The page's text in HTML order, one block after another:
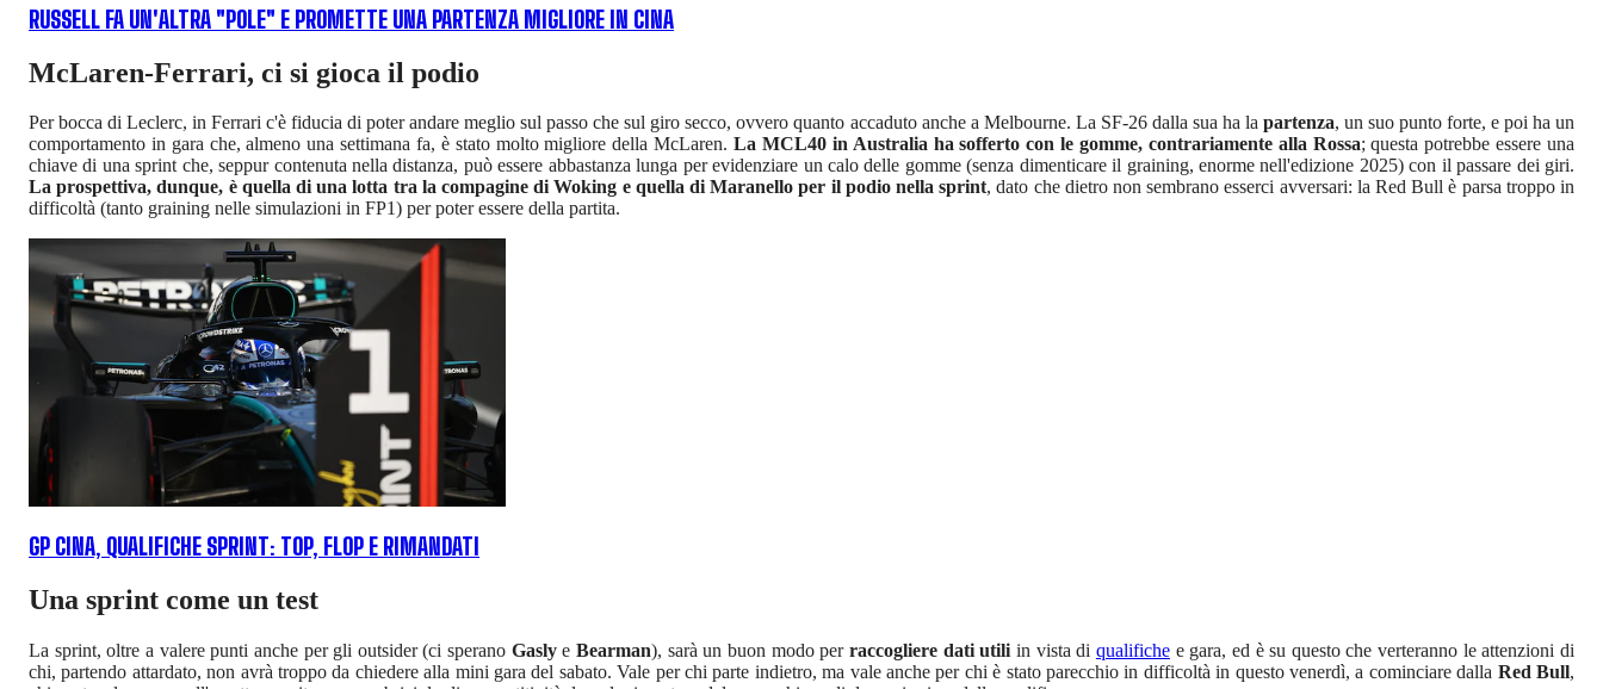
RUSSELL FA UN'ALTRA "POLE" E PROMETTE UNA PARTENZA MIGLIORE IN CINA
McLaren-Ferrari, ci si gioca il podio
Per bocca di Leclerc, in Ferrari c'è fiducia di poter andare meglio sul passo che sul giro secco, ovvero quanto accaduto anche a Melbourne. La SF-26 dalla sua ha la partenza, un suo punto forte, e poi ha un
comportamento in gara che, almeno una settimana fa, è stato molto migliore della McLaren.La MCL40 in Australia ha sofferto con le gomme, contrariamente alla Rossa; questa potrebbe essere una
chiave di una sprint che, seppur contenuta nella distanza, può essere abbastanza lunga per evidenziare un calo delle gomme (senza dimenticare il graining, enorme nell'edizione 2025) con il passare dei giri.
La prospettiva, dunque, è quella di una lotta tra la compagine di Woking e quella di Maranello per il podio nella sprint, dato che dietro non sembrano esserci avversari: la Red Bull è parsa troppo in
difficoltà (tanto graining nelle simulazioni in FP1) per poter essere della partita.
GP CINA, QUALIFICHE SPRINT: TOP, FLOP E RIMANDATI
Una sprint come un test
La sprint, oltre a valere punti anche per gli outsider (ci sperano GaslyeBearman), sarà un buon modo perraccogliere dati utili in vista di qualifichee gara, ed è su questo che verteranno le attenzioni di
chi, partendo attardato, non avrà troppo da chiedere alla mini gara del sabato. Vale per chi parte indietro, ma vale anche per chi è stato parecchio in difficoltà in questo venerdì, a cominciare dalla Red Bull,